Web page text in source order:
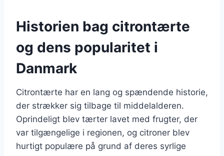
Historien bag citrontærte
og dens popularitet i
Danmark
Citrontærte har en lang og spændende historie,
der strækker sig tilbage til middelalderen.
Oprindeligt blev tærter lavet med frugter, der
var tilgængelige i regionen, og citroner blev
hurtigt populære på grund af deres syrlige